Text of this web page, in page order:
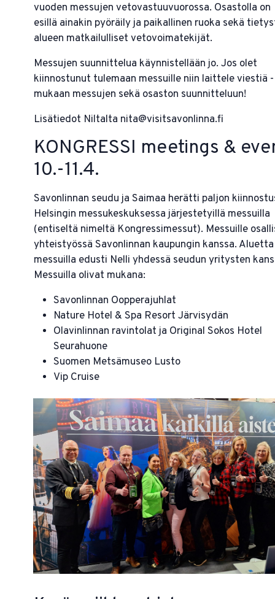
vuoden messujen vetovastuuvuorossa. Osastolla on
esillä ainakin pyöräily ja paikallinen ruoka sekä
alueen matkailulliset vetovoimatekijät.
Messujen suunnittelua käynnistellään jo. Jos olet
kiinnostunut tulemaan messuille niin laittele viestiä
mukaan messujen sekä osaston suunnitteluun!
Lisätiedot Niltalta nita@visitsavonlinna.fi
KONGRESSI meetings &
10.-11.4.
Savonlinnan seudu ja Saimaa herätti paljon
Helsingin messukeskuksessa järjestetyillä messuilla
(entiseltä nimeltä Kongressimessut). Messuille
yhteistyössä Savonlinnan kaupungin kanssa. Aluetta
messuilla edusti Nelli yhdessä seudun yritysten
Messuilla olivat mukana:
Savonlinnan Oopperajuhlat
Nature Hotel & Spa Resort Järvisydän
Olavinlinnan ravintolat ja Original Sokos Hotel
Seurahuone
Suomen Metsämuseo Lusto
Vip Cruise